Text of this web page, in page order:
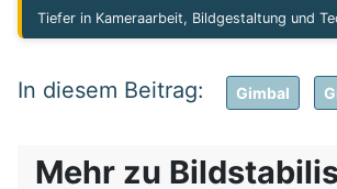
Tiefer in Kameraarbeit, Bildgestaltung und
Gimbal
Mehr zu